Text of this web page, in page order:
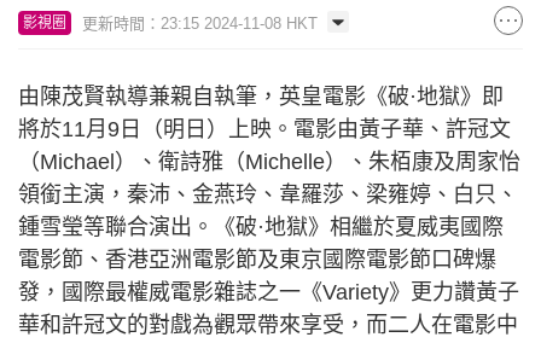
影視圈 更新時間：23:15 2024-11-08 HKT
由陳茂賢執導兼親自執筆，英皇電影《破·地獄》即
將於11月9日（明日）上映。電影由黃子華、許冠文
（Michael）、衛詩雅（Michelle）、朱栢康及周家怡
領銜主演，秦沛、金燕玲、韋羅莎、梁雍婷、白只、
鍾雪瑩等聯合演出。《破·地獄》相繼於夏威夷國際
電影節、香港亞洲電影節及東京國際電影節口碑爆
發，國際最權威電影雜誌之一《Variety》更力讚黃子
華和許冠文的對戲為觀眾帶來享受，而二人在電影中